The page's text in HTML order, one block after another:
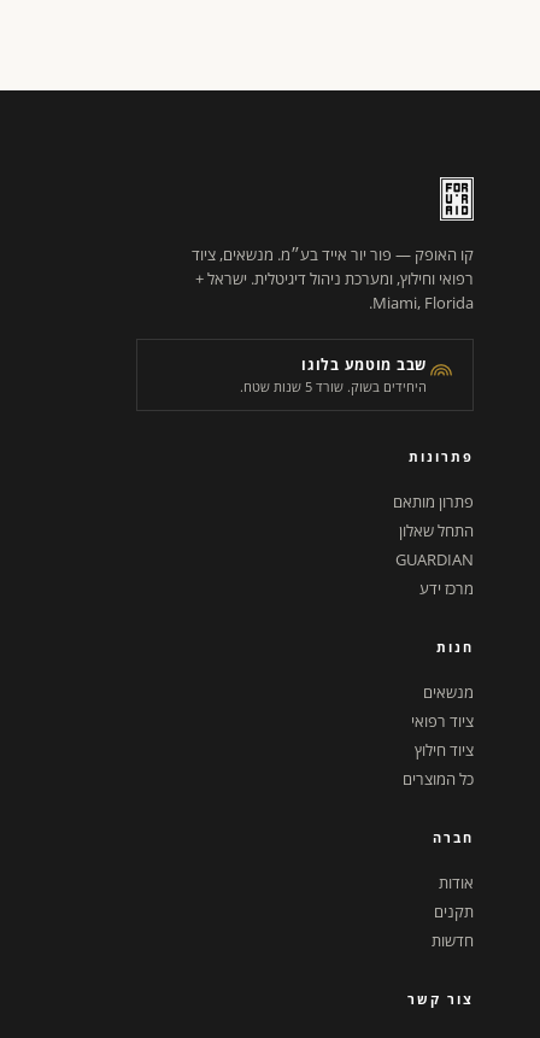
קו האופק — פור יור אייד בע״מ. מנשאים, ציוד
רפואי וחילוץ, ומערכת ניהול דיגיטלית. ישראל +
Miami, Florida.
שבב מוטמע בלוגו
היחידים בשוק. שורד 5 שנות שטח.
פתרונות
פתרון מותאם
התחל שאלון
GUARDIAN
מרכז ידע
חנות
מנשאים
ציוד רפואי
ציוד חילוץ
כל המוצרים
חברה
אודות
תקנים
חדשות
צור קשר